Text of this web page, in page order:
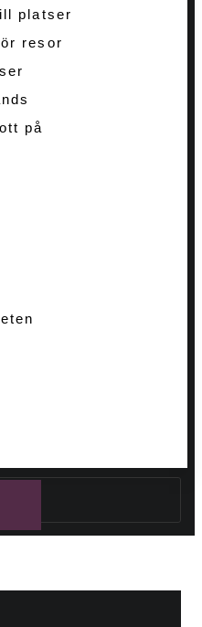
platser
resor
på